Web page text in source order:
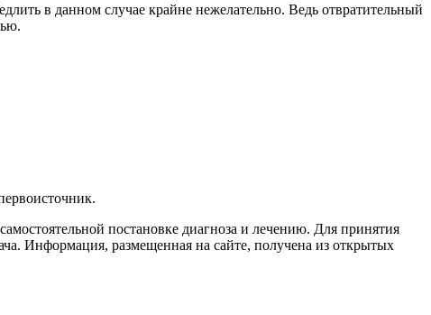
в данном случае крайне нежелательно. Ведь отвратительный
постановке диагноза и лечению. Для принятия
Информация, размещенная на сайте, получена из открытых